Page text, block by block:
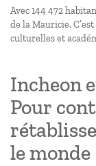
Avec 144 472
de la Mauricie.
culturelles et
Incheon
Pour
le monde